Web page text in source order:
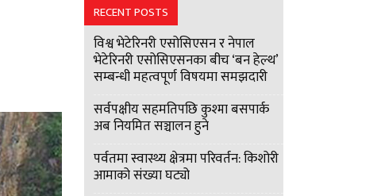
RECENT POSTS
विश्व भेटेरिनरी एसोसिएसन र नेपाल
भेटेरिनरी एसोसिएसनका बीच ‘बन हेल्थ’
सम्बन्धी महत्वपूर्ण विषयमा समझदारी
सर्वपक्षीय सहमतिपछि कुश्मा बसपार्क
अब नियमित सञ्चालन हुने
पर्वतमा स्वास्थ्य क्षेत्रमा परिवर्तन: किशोरी
आमाको संख्या घट्यो